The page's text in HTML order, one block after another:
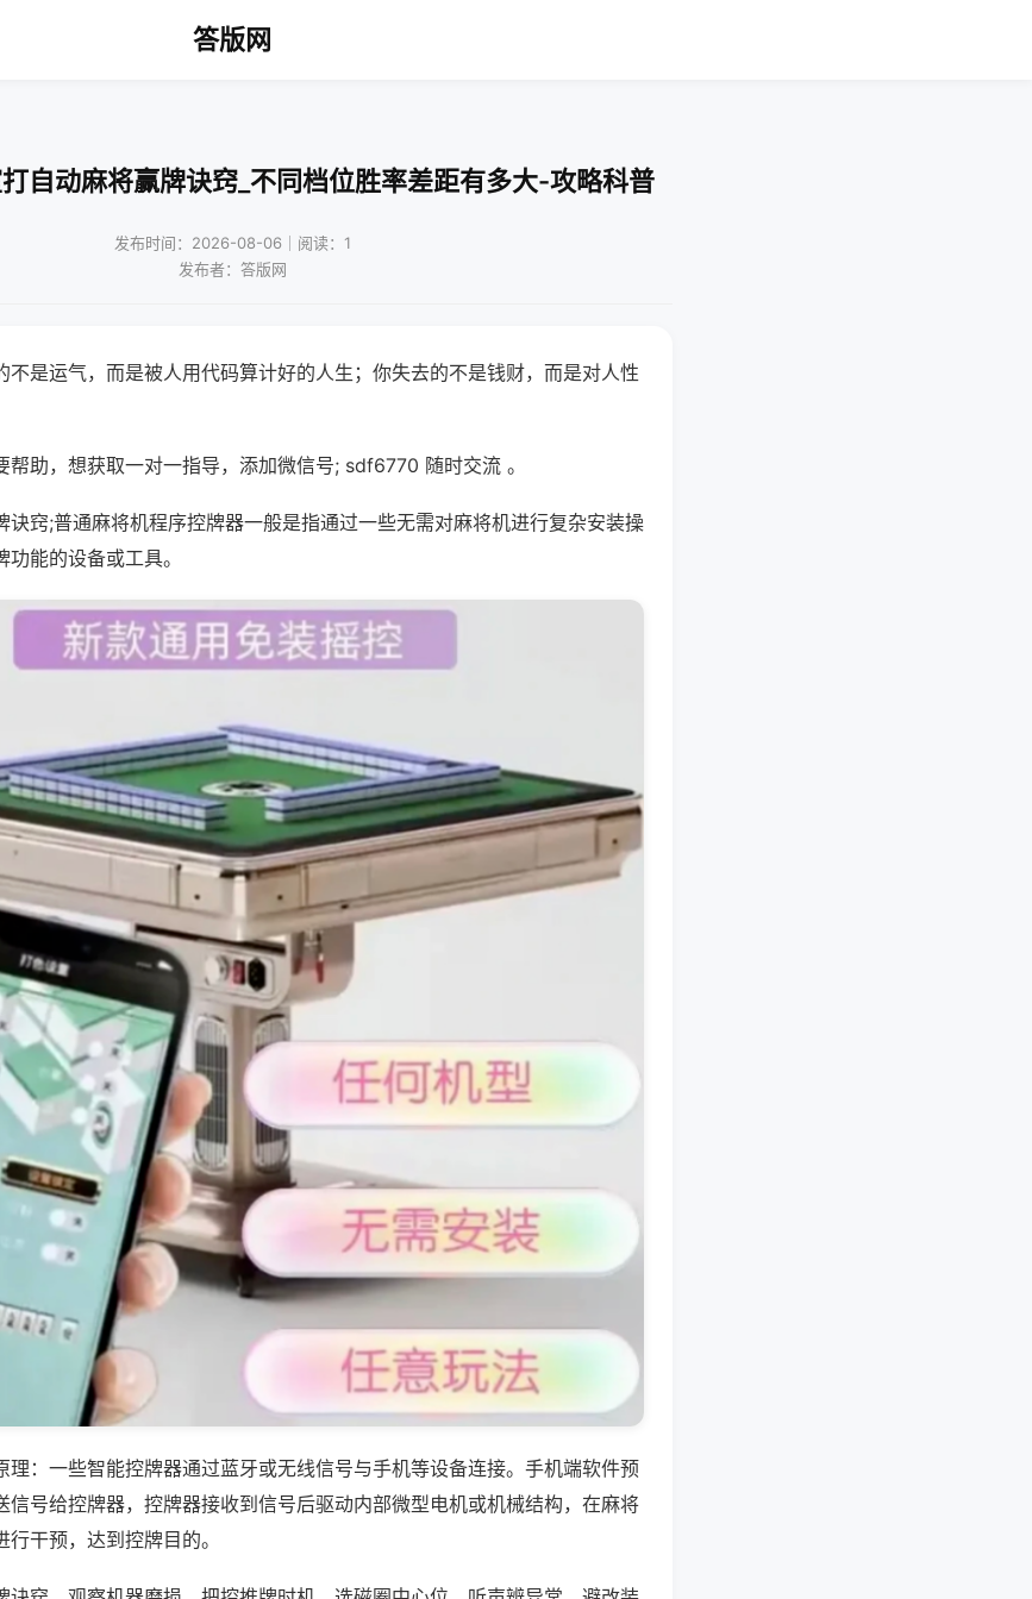
答版网
自动麻将赢牌诀窍_不同档位胜率差距有多大-攻略科普
发布时间：2026-08-06｜阅读：1
发布者：答版网
不是运气，而是被人用代码算计好的人生；你失去的不是钱财，而是对人性
帮助，想获取一对一指导，添加微信号; sdf6770 随时交流 。
诀窍;普通麻将机程序控牌器一般是指通过一些无需对麻将机进行复杂安装操
能的设备或工具。
理：一些智能控牌器通过蓝牙或无线信号与手机等设备连接。手机端软件预
信号给控牌器，控牌器接收到信号后驱动内部微型电机或机械结构，在麻将
干预，达到控牌目的。